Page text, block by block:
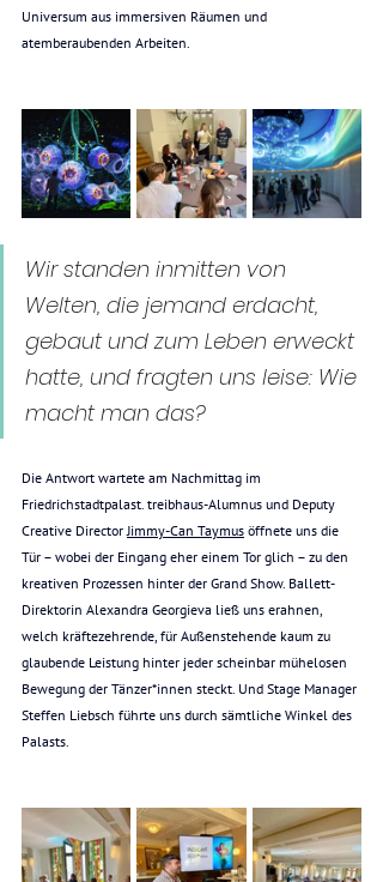
Universum aus immersiven Räumen und
atemberaubenden Arbeiten.
Wir standen inmitten von
Welten, die jemand erdacht,
gebaut und zum Leben erweckt
hatte, und fragten uns leise: Wie
macht man das?
Die Antwort wartete am Nachmittag im
Friedrichstadtpalast. treibhaus-Alumnus und Deputy
Creative Director Jimmy-Can Taymus öffnete uns die
Tür – wobei der Eingang eher einem Tor glich – zu den
kreativen Prozessen hinter der Grand Show. Ballett-
Direktorin Alexandra Georgieva ließ uns erahnen,
welch kräftezehrende, für Außenstehende kaum zu
glaubende Leistung hinter jeder scheinbar mühelosen
Bewegung der Tänzer*innen steckt. Und Stage Manager
Steffen Liebsch führte uns durch sämtliche Winkel des
Palasts.